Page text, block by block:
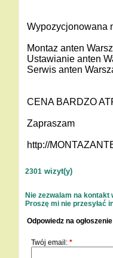
Wypozycjonowana
Montaz anten
Ustawianie anten
Serwis anten
CENA BARDZO
Zapraszam
http://
2301 wizyt(y)
Nie zezwalam na kontakt
Proszę mi nie przesyłać
Odpowiedz na
Twój email: *